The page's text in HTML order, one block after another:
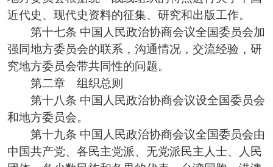
近代史、现代史资料的征集、研究和出版工作。
第十七条 中国人民政治协商会议全国委员会加
强同地方委员会的联系，沟通情况，交流经验，研
究地方委员会带共同性的问题。
第二章 组织总则
第十八条 中国人民政治协商会议设全国委员会
和地方委员会。
第十九条 中国人民政治协商会议全国委员会由
中国共产党、各民主党派、无党派民主人士、人民